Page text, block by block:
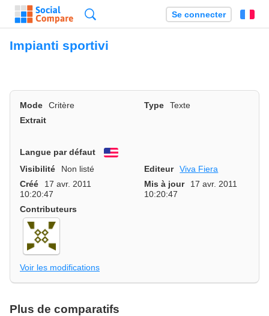
Se connecter
Impianti sportivi
Mode Critère Type
Texte
Extrait
Langue par défaut
English
Visibilité
Non listé Editeur
Viva Fiera
Créé
17 avr. 2011
10:20:47
Mis à jour
17 avr. 2011
10:20:47
Contributeurs
Voir les modifications
Plus de comparatifs